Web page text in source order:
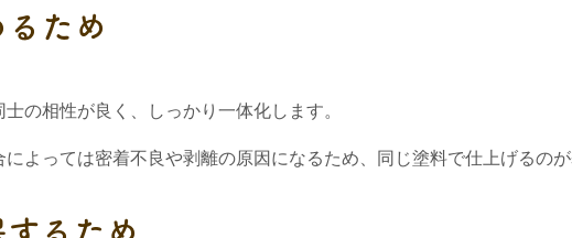
ため
の相性が良く、しっかり一体化します。
よっては密着不良や剥離の原因になるため、同じ塗料で仕上げるのが
るため